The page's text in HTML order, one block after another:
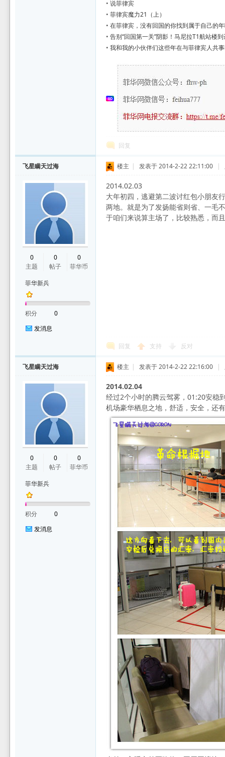
•说菲律宾
•菲律宾魔力21（上）
•在菲律宾，没有回国的你找到属于自己的
•告别“回国第一关”阴影！马尼拉T1航站楼
•我和我的小伙伴们这些年在与菲律宾人共
回复
飞星瞒天过海
0
主题
0
帖子
0
菲华币
菲华新兵
积分
0
发消息
楼主 | 发表于 2014-2-22 22:11:00 |
2014.02.03
大年初四，逃避第二波讨红包小朋友
两地。就是为了发扬能省则省、一毛
于咱们来说算主场了，比较熟悉，而
回复 支持 反对
飞星瞒天过海
0
主题
0
帖子
0
菲华币
菲华新兵
积分
0
发消息
楼主 | 发表于 2014-2-22 22:16:00 |
2014.02.04
经过2个小时的腾云驾雾，01:20安稳
机场豪华栖息之地，舒适，安全，还